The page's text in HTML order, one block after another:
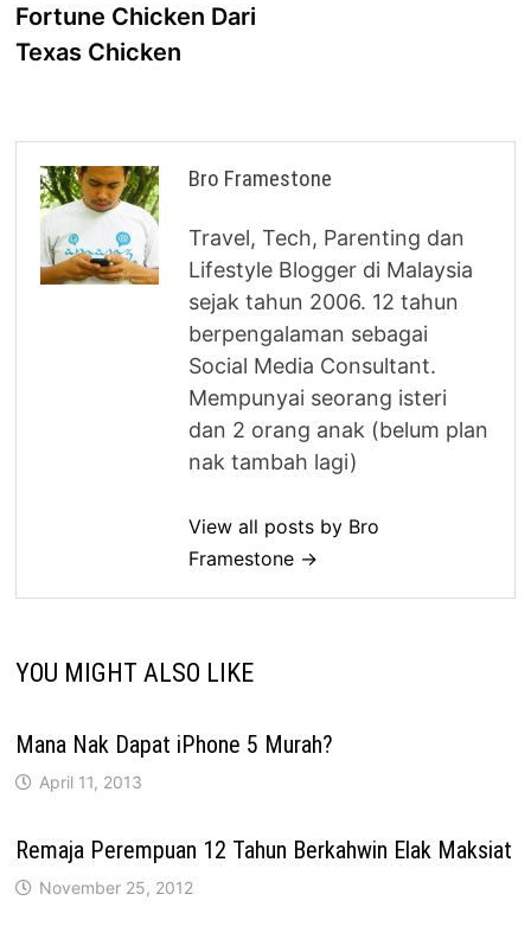
Fortune Chicken Dari
Texas Chicken
Bro Framestone
Travel, Tech, Parenting dan
Lifestyle Blogger di Malaysia
sejak tahun 2006. 12 tahun
berpengalaman sebagai
Social Media Consultant.
Mempunyai seorang isteri
dan 2 orang anak (belum plan
nak tambah lagi)
View all posts by Bro
Framestone →
YOU MIGHT ALSO LIKE
Mana Nak Dapat iPhone 5 Murah?
April 11, 2013
Remaja Perempuan 12 Tahun Berkahwin Elak Maksiat
November 25, 2012